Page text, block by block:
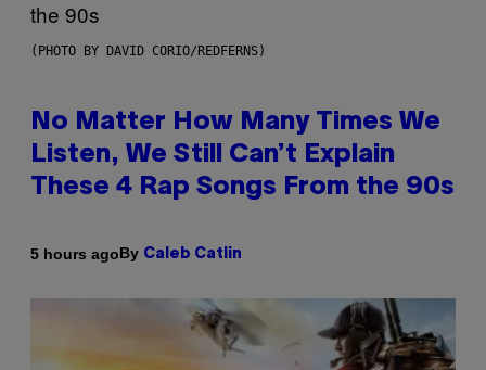
(PHOTO BY DAVID CORIO/REDFERNS)
No Matter How Many Times We
Listen, We Still Can’t Explain
These 4 Rap Songs From the 90s
5 hours agoBy Caleb Catlin